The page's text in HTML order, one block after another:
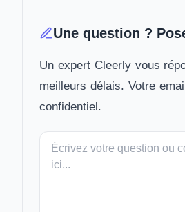
Une question ?
Un expert Cleerly vous
meilleurs délais. Votre
confidentiel.
Votre
message